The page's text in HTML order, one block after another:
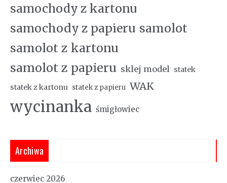
samochody z kartonu
samochody z papieru samolot
samolot z kartonu
samolot z papieru sklej model
statek
statek z kartonu statek z papieru WAK
wycinanka śmigłowiec
Archiwa
czerwiec 2026